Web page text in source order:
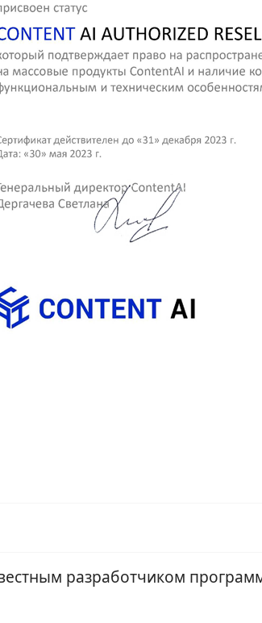
разработчиком